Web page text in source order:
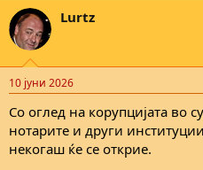
т
о
р
н
а
т
е
а
т
п
о
н
у
Lurtz
10 јуни 2026
Со оглед на корупцијата во
нотарите и други
некогаш ќе се открие.